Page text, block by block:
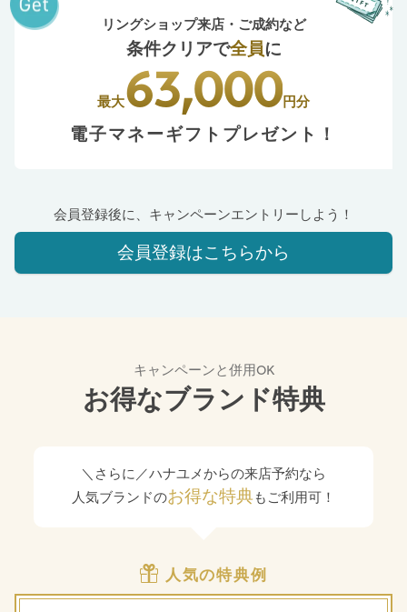
リングショップ来店・ご成約など
条件クリアで全員に
最大63,000円分
電子マネーギフトプレゼント！
会員登録後に、キャンペーンエントリーしよう！
会員登録はこちらから
キャンペーンと併用OK
お得なブランド特典
＼さらに／ハナユメからの来店予約なら
人気ブランドのお得な特典もご利用可！
人気の特典例